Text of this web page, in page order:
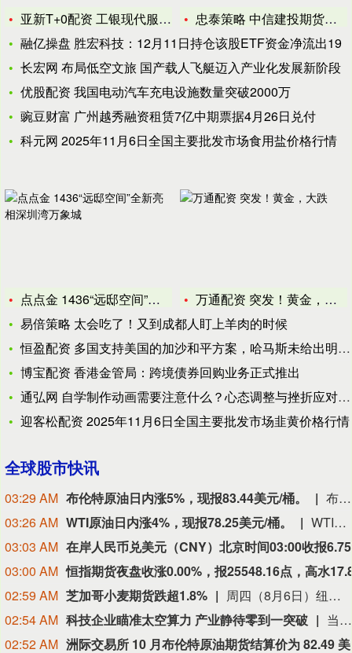
亚新T+0配资 工银现代服务业混合A：2025年第四季度利润
忠泰策略 中信建投期货：降息预期回落 贵金属涨势放缓
融亿操盘 胜宏科技：12月11日持仓该股ETF资金净流出19
长宏网 布局低空文旅 国产载人飞艇迈入产业化发展新阶段
优股配资 我国电动汽车充电设施数量突破2000万
豌豆财富 广州越秀融资租赁7亿中期票据4月26日兑付
科元网 2025年11月6日全国主要批发市场食用盐价格行情
点点金 1436“远邸空间”全新亮相深圳湾万象城
万通配资 突发！黄金，大跌
易倍策略 太会吃了！又到成都人盯上羊肉的时候
恒盈配资 多国支持美国的加沙和平方案，哈马斯未给出明确回应
博宝配资 香港金管局：跨境债券回购业务正式推出
通弘网 自学制作动画需要注意什么？心态调整与挫折应对的重要
迎客松配资 2025年11月6日全国主要批发市场韭黄价格行情
全球股市快讯
03:29 AM 布伦特原油日内涨5%，现报83.44美元/桶。
布伦特原油日内涨5%，现报83.44美元/桶。
03:26 AM WTI原油日内涨4%，现报78.25美元/桶。
WTI原油日内涨4%，现报78.25美元/桶。
03:03 AM
03:00 AM
02:59 AM 芝加哥小麦期货跌超1.8%
周四（8月6日）纽约尾盘，彭博谷物分类指数跌0.36%，报30.8249点。CBOT玉米期货涨0.27%，CBOT小麦期货跌1.83%，CBOT大豆期货涨0.23%，豆粕期货涨0.19%，豆油期货涨0.21%。CBOT瘦肉猪期货跌1.63%，活牛期货跌1.86%，饲牛期货跌1.90%。
02:54 AM 科技企业瞄准太空算力 产业静待零到一突破
当地时间8月5日，在交出上市后首份财报之际，SpaceX在社交媒体上宣布，公司正与英伟达合作，共同开发设计Starmind AI1卫星计算载荷，每颗Starmind卫星都将搭载英伟达Rubin GPU和Vera CPU，实现数据中心级太空计算能力。英伟达也在社交媒体上确认了这项合作并表示：“AI基础设施的下一个篇章，正迈向AI计算从未涉足的疆域。”
02:52 AM